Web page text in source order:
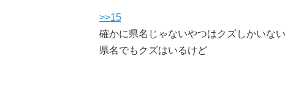
>>15
確かに県名じゃないやつはクズしかいない
県名でもクズはいるけど